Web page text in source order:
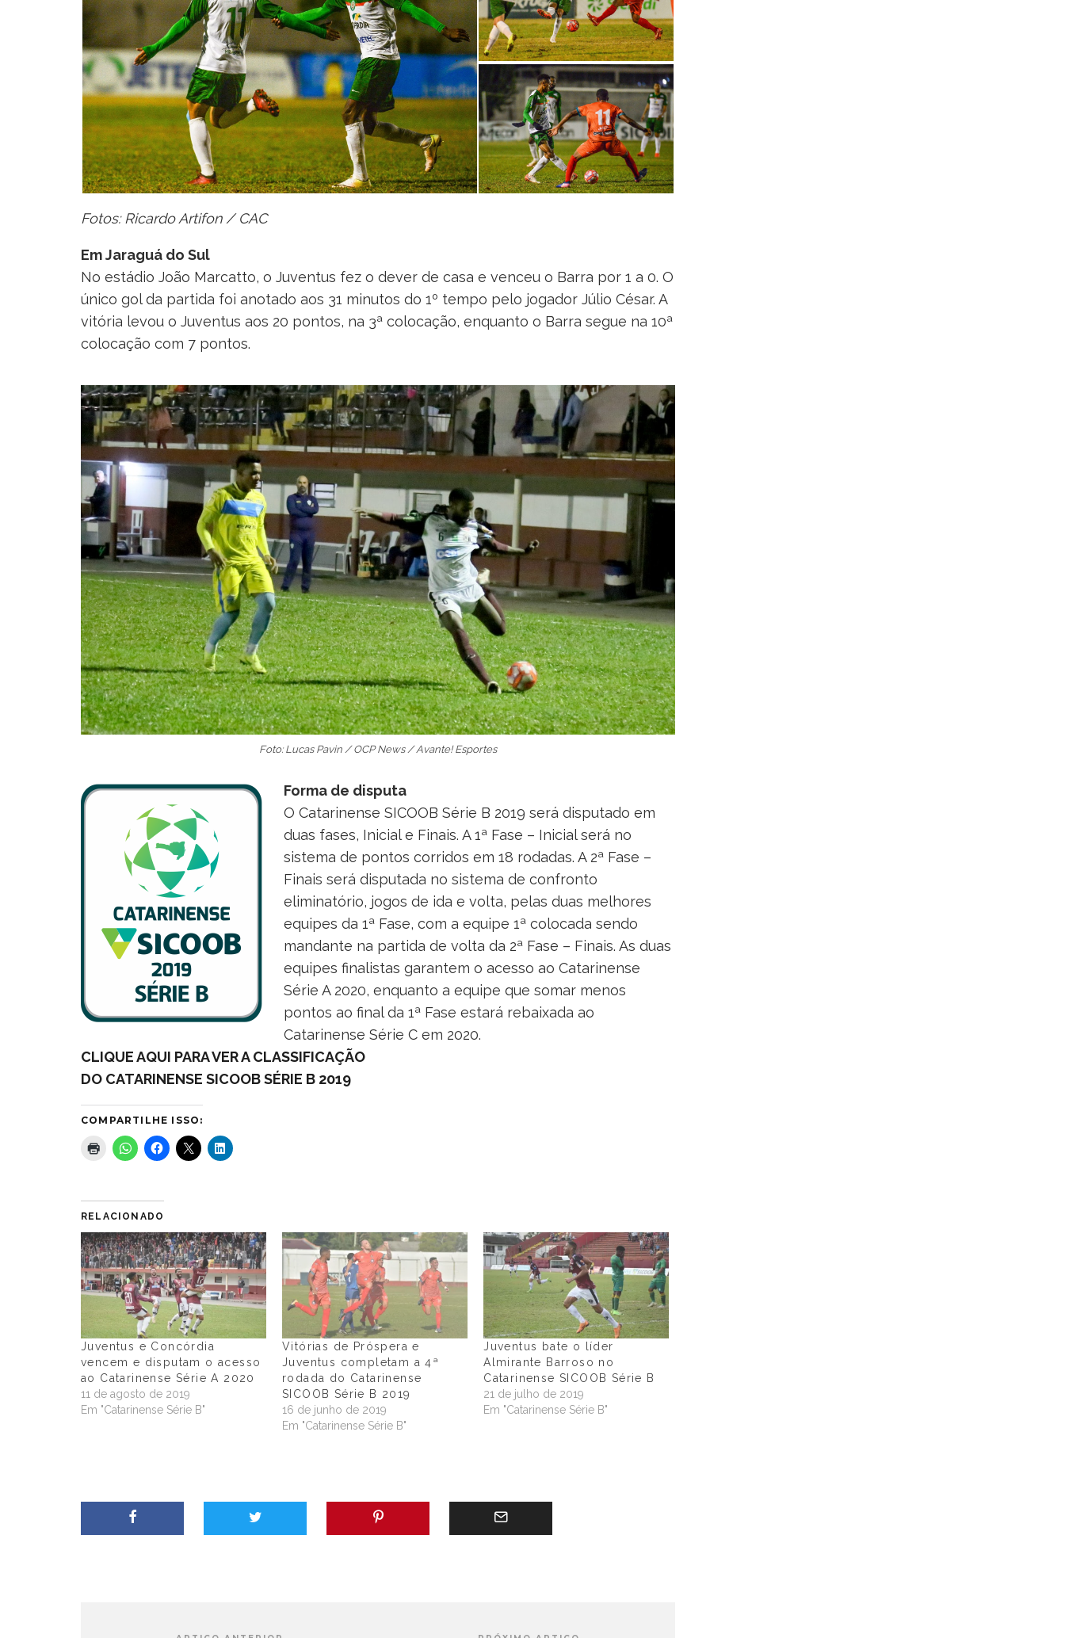
Fotos: Ricardo Artifon / CAC
Em Jaraguá do Sul
No estádio João Marcatto, o Juventus fez o dever de casa e venceu o Barra por 1 a 0. O
único gol da partida foi anotado aos 31 minutos do 1º tempo pelo jogador Júlio César. A
vitória levou o Juventus aos 20 pontos, na 3ª colocação, enquanto o Barra segue na 10ª
colocação com 7 pontos.
Foto: Lucas Pavin / OCP News / Avante! Esportes
Forma de disputa
O Catarinense SICOOB Série B 2019 será disputado em
duas fases, Inicial e Finais. A 1ª Fase – Inicial será no
sistema de pontos corridos em 18 rodadas. A 2ª Fase –
Finais será disputada no sistema de confronto
eliminatório, jogos de ida e volta, pelas duas melhores
equipes da 1ª Fase, com a equipe 1ª colocada sendo
mandante na partida de volta da 2ª Fase – Finais. As duas
equipes finalistas garantem o acesso ao Catarinense
Série A 2020, enquanto a equipe que somar menos
pontos ao final da 1ª Fase estará rebaixada ao
Catarinense Série C em 2020.
CLIQUE AQUI PARA VER A CLASSIFICAÇÃO
DO CATARINENSE SICOOB SÉRIE B 2019
COMPARTILHE ISSO:
RELACIONADO
Juventus e Concórdia
vencem e disputam o acesso
ao Catarinense Série A 2020
11 de agosto de 2019
Em "Catarinense Série B"
Vitórias de Próspera e
Juventus completam a 4ª
rodada do Catarinense
SICOOB Série B 2019
16 de junho de 2019
Em "Catarinense Série B"
Juventus bate o líder
Almirante Barroso no
Catarinense SICOOB Série B
21 de julho de 2019
Em "Catarinense Série B"